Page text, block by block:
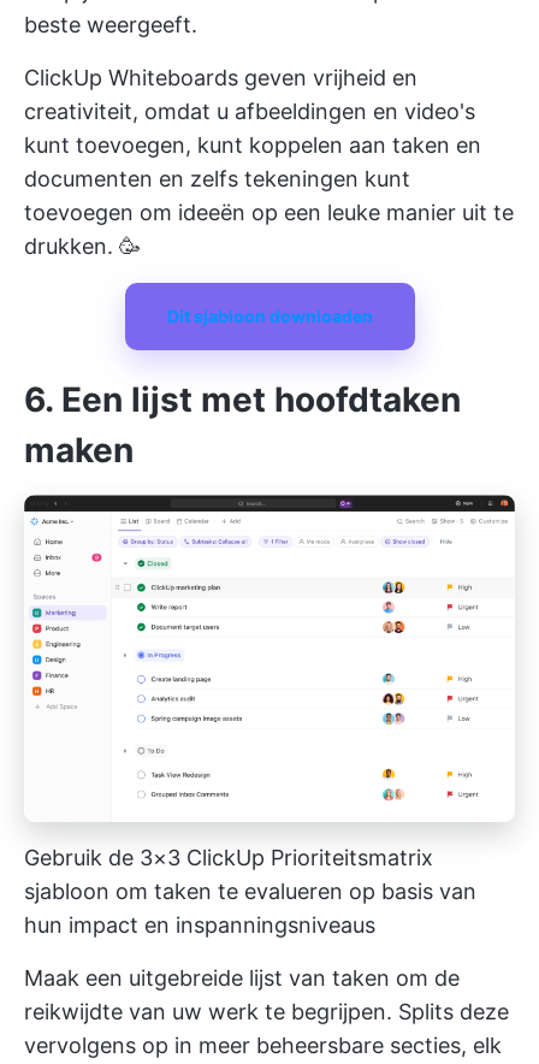
beste weergeeft.
ClickUp Whiteboards geven vrijheid en
creativiteit, omdat u afbeeldingen en video's
kunt toevoegen, kunt koppelen aan taken en
documenten en zelfs tekeningen kunt
toevoegen om ideeën op een leuke manier uit te
drukken. 🥳
Dit sjabloon downloaden
6. Een lijst met hoofdtaken
maken
Gebruik de 3×3 ClickUp Prioriteitsmatrix
sjabloon om taken te evalueren op basis van
hun impact en inspanningsniveaus
Maak een uitgebreide lijst van taken om de
reikwijdte van uw werk te begrijpen. Splits deze
vervolgens op in meer beheersbare secties, elk